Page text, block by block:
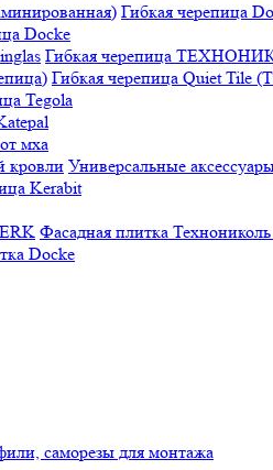
Гибкая черепица
Docke
Гибкая черепица
Гибкая черепица Quiet Tile
Tegola
мха
Универсальные
Kerabit
Фасадная плитка
Docke
саморезы для монтажа